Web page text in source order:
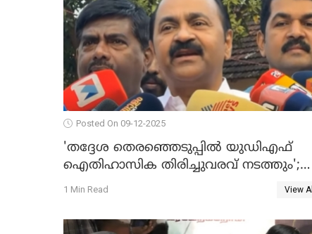
Posted On 09-12-2025
'തദ്ദേശ തെരഞ്ഞെടുപ്പില്‍ യുഡിഎഫ്
ഐതിഹാസിക തിരിച്ചുവരവ് നടത്തും';
വിഡി സതീശന്‍ WATCH VIDEO
1 Min Read View All